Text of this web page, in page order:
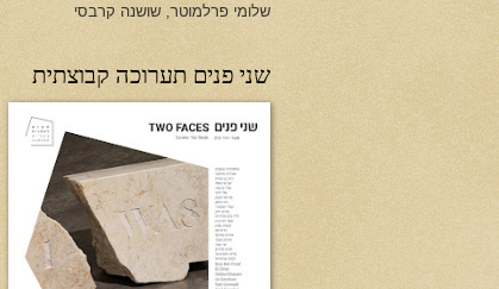
שלומי פרלמוטר, שושנה קרבסי
שני פנים תערוכה קבוצתית